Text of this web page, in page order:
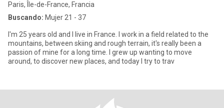
Paris, Île-de-France, Francia
Buscando: Mujer 21 - 37
I'm 25 years old and I live in France. I work in a field related to the
mountains, between skiing and rough terrain, it's really been a
passion of mine for a long time. I grew up wanting to move
around, to discover new places, and today I try to trav